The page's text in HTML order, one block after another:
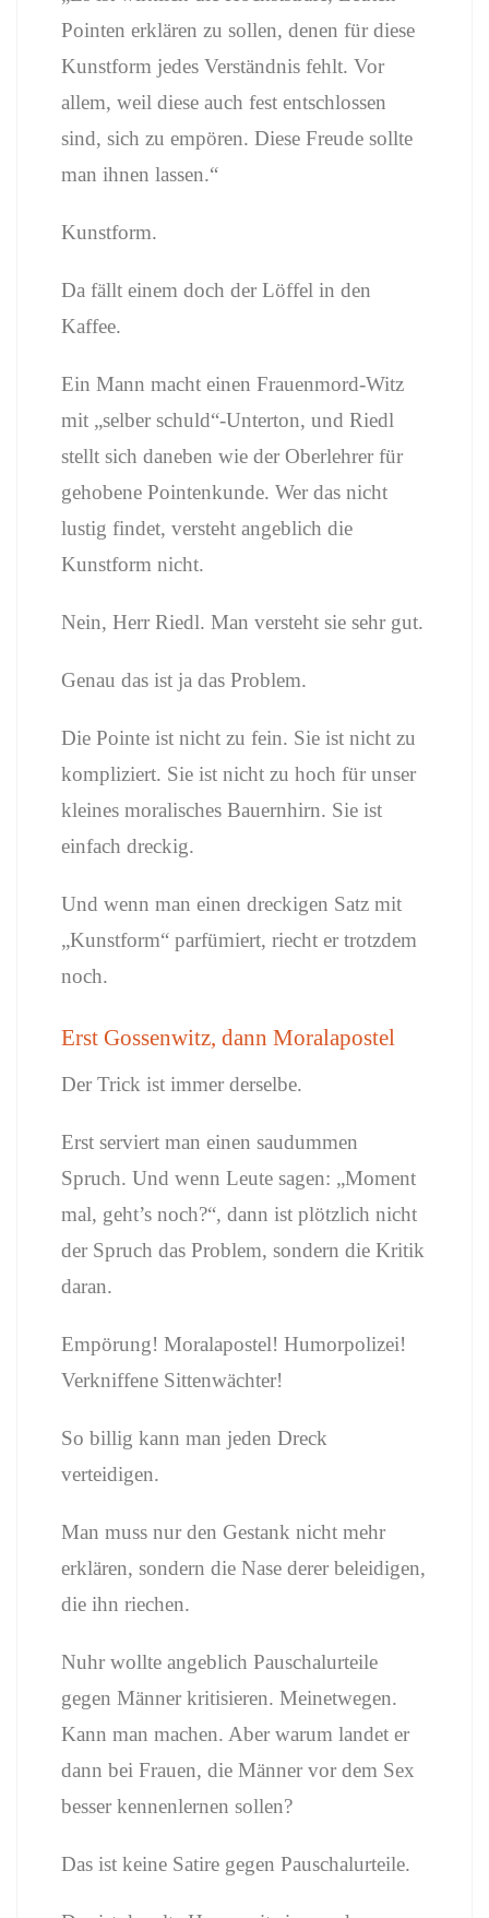
Pointen erklären zu sollen, denen für diese
Kunstform jedes Verständnis fehlt. Vor
allem, weil diese auch fest entschlossen
sind, sich zu empören. Diese Freude sollte
man ihnen lassen.“
Kunstform.
Da fällt einem doch der Löffel in den
Kaffee.
Ein Mann macht einen Frauenmord-Witz
mit „selber schuld“-Unterton, und Riedl
stellt sich daneben wie der Oberlehrer für
gehobene Pointenkunde. Wer das nicht
lustig findet, versteht angeblich die
Kunstform nicht.
Nein, Herr Riedl. Man versteht sie sehr gut.
Genau das ist ja das Problem.
Die Pointe ist nicht zu fein. Sie ist nicht zu
kompliziert. Sie ist nicht zu hoch für unser
kleines moralisches Bauernhirn. Sie ist
einfach dreckig.
Und wenn man einen dreckigen Satz mit
„Kunstform“ parfümiert, riecht er trotzdem
noch.
Erst Gossenwitz, dann Moralapostel
Der Trick ist immer derselbe.
Erst serviert man einen saudummen
Spruch. Und wenn Leute sagen: „Moment
mal, geht’s noch?“, dann ist plötzlich nicht
der Spruch das Problem, sondern die Kritik
daran.
Empörung! Moralapostel! Humorpolizei!
Verkniffene Sittenwächter!
So billig kann man jeden Dreck
verteidigen.
Man muss nur den Gestank nicht mehr
erklären, sondern die Nase derer beleidigen,
die ihn riechen.
Nuhr wollte angeblich Pauschalurteile
gegen Männer kritisieren. Meinetwegen.
Kann man machen. Aber warum landet er
dann bei Frauen, die Männer vor dem Sex
besser kennenlernen sollen?
Das ist keine Satire gegen Pauschalurteile.